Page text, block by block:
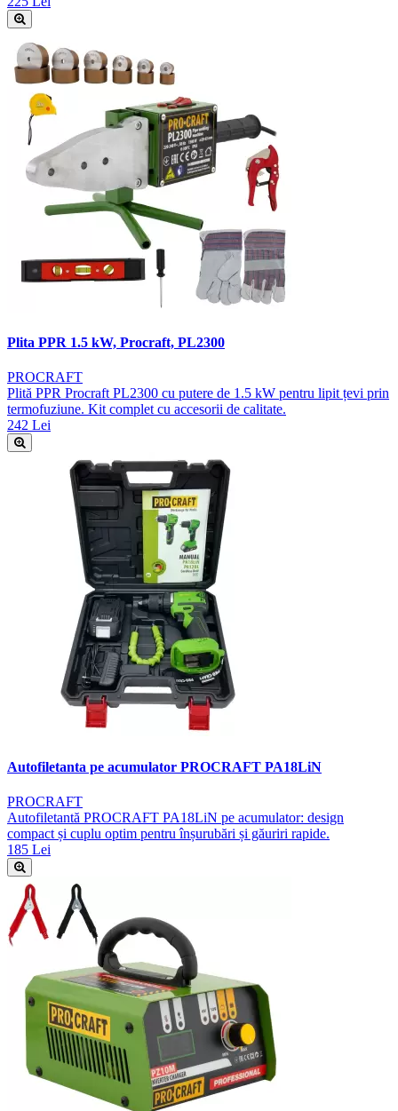
Plita PPR 1.5 kW, Procraft, PL2300
PROCRAFT
Plită PPR Procraft PL2300 cu putere de 1.5 kW pentru lipit țevi prin
termofuziune. Kit complet cu accesorii de calitate.
242 Lei
Autofiletanta pe acumulator PROCRAFT PA18LiN
PROCRAFT
Autofiletantă PROCRAFT PA18LiN pe acumulator: design
compact și cuplu optim pentru înșurubări și găuriri rapide.
185 Lei